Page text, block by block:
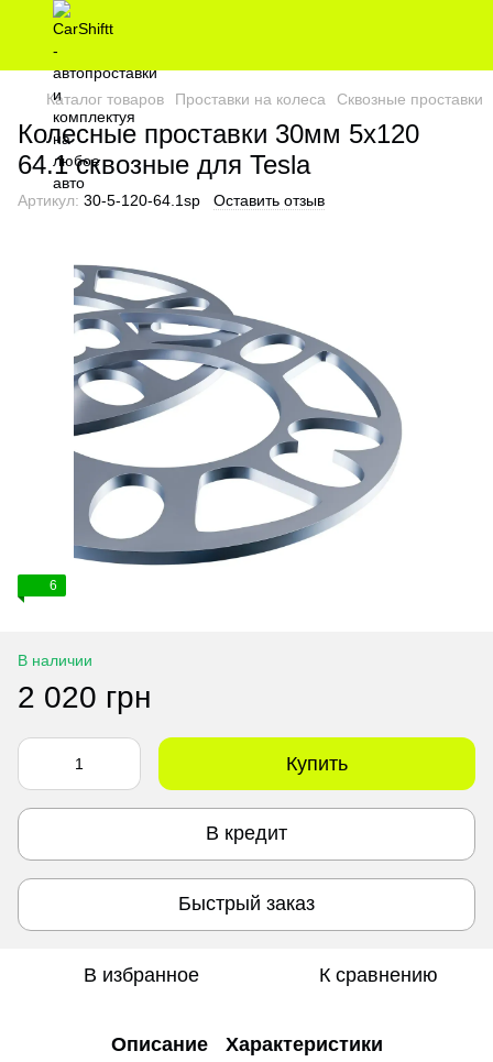
Каталог товаров Проставки на колеса Сквозные проставки
Колесные проставки 30мм 5х120
64.1 сквозные для Tesla
Артикул: 30-5-120-64.1sp Оставить отзыв
6
В наличии
2 020 грн
Купить
В кредит
Быстрый заказ
В избранное К сравнению
Описание Характеристики